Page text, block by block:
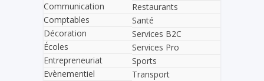
Communication
Comptables
Décoration
Écoles
Entrepreneuriat
Evènementiel
Restaurants
Santé
Services B2C
Services Pro
Sports
Transport